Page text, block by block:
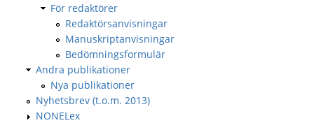
För redaktörer
Redaktörsanvisningar
Manuskriptanvisningar
Bedömningsformulär
Andra publikationer
Nya publikationer
Nyhetsbrev (t.o.m. 2013)
NONELex